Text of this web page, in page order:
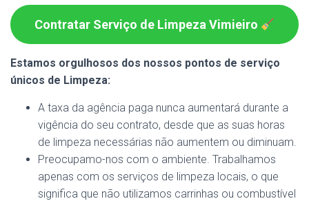
Contratar Serviço de Limpeza Vimieiro
Estamos orgulhosos dos nossos pontos de serviço
únicos de Limpeza:
A taxa da agência paga nunca aumentará durante a
vigência do seu contrato, desde que as suas horas
de limpeza necessárias não aumentem ou diminuam.
Preocupamo-nos com o ambiente. Trabalhamos
apenas com os serviços de limpeza locais, o que
significa que não utilizamos carrinhas ou combustível